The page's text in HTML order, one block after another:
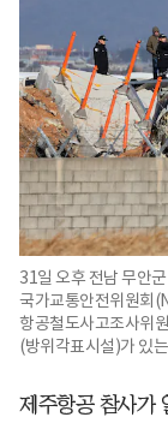
31일 오후 전남 무안
국가교통안전위원회
항공철도사고조사위
(방위각표시설)가 있
제주항공 참사가